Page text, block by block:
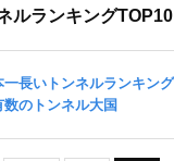
ルランキングTOP10